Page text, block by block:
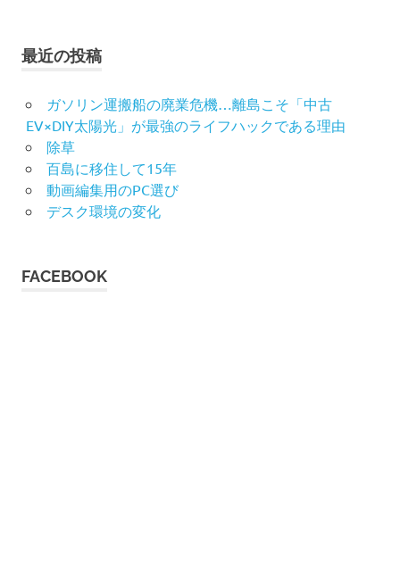
最近の投稿
ガソリン運搬船の廃業危機…離島こそ「中古
EV×DIY太陽光」が最強のライフハックである理由
除草
百島に移住して15年
動画編集用のPC選び
デスク環境の変化
FACEBOOK